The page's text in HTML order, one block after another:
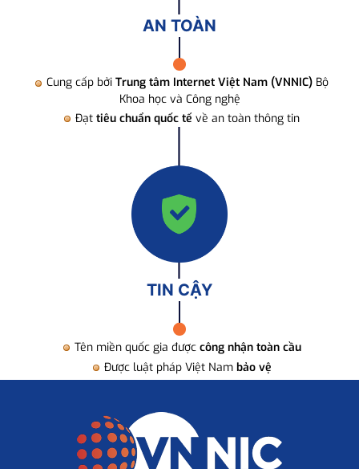
AN TOÀN
Cung cấp bởi Trung tâm Internet Việt Nam (VNNIC) Bộ
Khoa học và Công nghệ
Đạt tiêu chuẩn quốc tế về an toàn thông tin
TIN CẬY
Tên miền quốc gia được công nhận toàn cầu
Được luật pháp Việt Nam bảo vệ